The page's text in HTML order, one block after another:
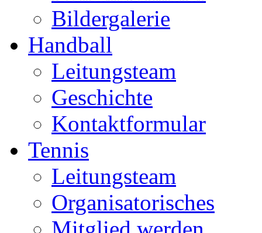
Bildergalerie
Handball
Leitungsteam
Geschichte
Kontaktformular
Tennis
Leitungsteam
Organisatorisches